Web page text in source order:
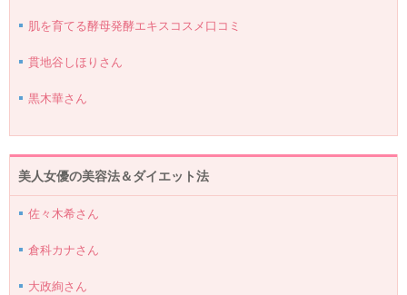
肌を育てる酵母発酵エキスコスメ口コミ
貫地谷しほりさん
黒木華さん
美人女優の美容法＆ダイエット法
佐々木希さん
倉科カナさん
大政絢さん